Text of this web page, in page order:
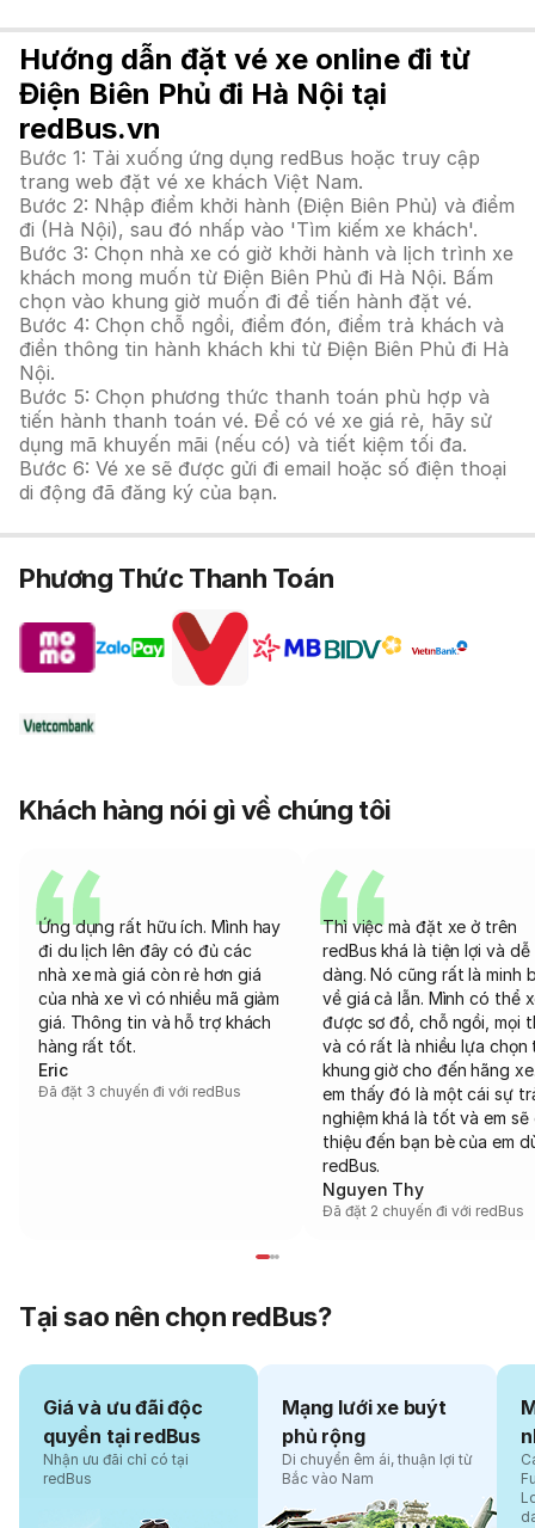
Hướng dẫn đặt vé xe online đi từ
Điện Biên Phủ đi Hà Nội tại
redBus.vn
Bước 1: Tải xuống ứng dụng redBus hoặc truy cập
trang web đặt vé xe khách Việt Nam.
Bước 2: Nhập điểm khởi hành (Điện Biên Phủ) và điểm
đi (Hà Nội), sau đó nhấp vào 'Tìm kiếm xe khách'.
Bước 3: Chọn nhà xe có giờ khởi hành và lịch trình xe
khách mong muốn từ Điện Biên Phủ đi Hà Nội. Bấm
chọn vào khung giờ muốn đi để tiến hành đặt vé.
Bước 4: Chọn chỗ ngồi, điểm đón, điểm trả khách và
điền thông tin hành khách khi từ Điện Biên Phủ đi Hà
Nội.
Bước 5: Chọn phương thức thanh toán phù hợp và
tiến hành thanh toán vé. Để có vé xe giá rẻ, hãy sử
dụng mã khuyến mãi (nếu có) và tiết kiệm tối đa.
Bước 6: Vé xe sẽ được gửi đi email hoặc số điện thoại
di động đã đăng ký của bạn.
Phương Thức Thanh Toán
Khách hàng nói gì về chúng tôi
Ứng dụng rất hữu ích. Mình hay
đi du lịch lên đây có đủ các
nhà xe mà giá còn rẻ hơn giá
của nhà xe vì có nhiều mã giảm
giá. Thông tin và hỗ trợ khách
hàng rất tốt.
Eric
Đã đặt 3 chuyến đi với redBus
Thì việc mà đặt xe ở trên
redBus khá là tiện lợi và dễ
dàng. Nó cũng rất là minh
về giá cả lẫn. Mình có thể
được sơ đồ, chỗ ngồi, mọi
và có rất là nhiều lựa chọn
khung giờ cho đến hãng
em thấy đó là một cái sự
nghiệm khá là tốt và em sẽ
thiệu đến bạn bè của em
redBus.
Nguyen Thy
Đã đặt 2 chuyến đi với redBus
Tại sao nên chọn redBus?
Giá và ưu đãi độc
quyền tại redBus
Nhận ưu đãi chỉ có tại
redBus
Mạng lưới xe buýt
phủ rộng
Di chuyển êm ái, thuận lợi từ
Bắc vào Nam